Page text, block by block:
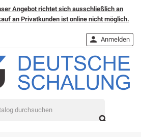
Angebot richtet sich ausschließlich an
an Privatkunden ist online nicht möglich.

 Anmelden